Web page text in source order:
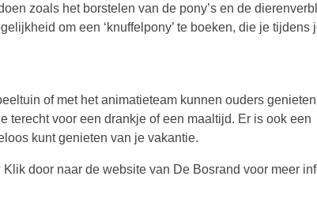
zoals het borstelen van de pony’s en de
om een ‘knuffelpony’ te boeken, die je tijdens
of met het animatieteam kunnen ouders
terecht voor een drankje of een maaltijd. Er is ook een
kunt genieten van je vakantie.
door naar de website van De Bosrand voor meer